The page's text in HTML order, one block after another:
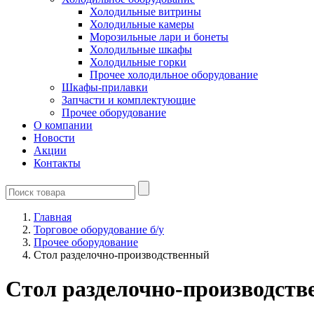
Холодильные витрины
Холодильные камеры
Морозильные лари и бонеты
Холодильные шкафы
Холодильные горки
Прочее холодильное оборудование
Шкафы-прилавки
Запчасти и комплектующие
Прочее оборудование
О компании
Новости
Акции
Контакты
Главная
Торговое оборудование б/у
Прочее оборудование
Стол разделочно-производственный
Стол разделочно-